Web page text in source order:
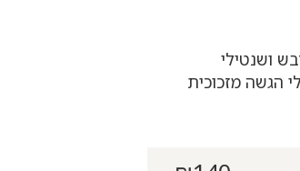
ושנטילי
הגשה מזכוכית